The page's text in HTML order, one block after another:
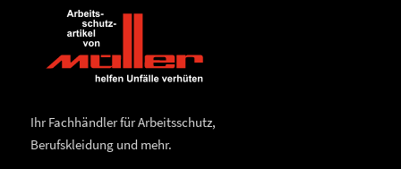
Ihr Fachhändler für Arbeitsschutz,
Berufskleidung und mehr.